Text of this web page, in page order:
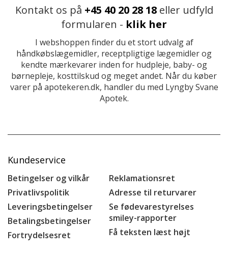
Kontakt os på +45 40 20 28 18eller udfyld
formularen - klik her
I webshoppen finder du et stort udvalg af
håndkøbslægemidler, receptpligtige lægemidler og
kendte mærkevarer inden for hudpleje, baby- og
børnepleje, kosttilskud og meget andet. Når du køber
varer på apotekeren.dk, handler du med Lyngby Svane
Apotek.
Kundeservice
Betingelser og vilkår
Privatlivspolitik
Leveringsbetingelser
Betalingsbetingelser
Fortrydelsesret
Reklamationsret
Adresse til returvarer
Se fødevarestyrelses
smiley-rapporter
Få teksten læst højt